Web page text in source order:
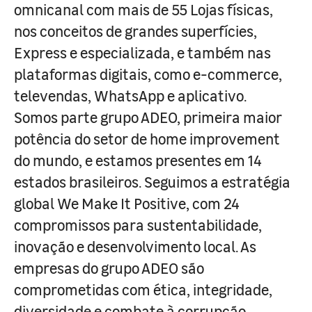
omnicanal com mais de 55 Lojas físicas,
nos conceitos de grandes superfícies,
Express e especializada, e também nas
plataformas digitais, como e-commerce,
televendas, WhatsApp e aplicativo.
Somos parte grupo ADEO, primeira maior
potência do setor de home improvement
do mundo, e estamos presentes em 14
estados brasileiros. Seguimos a estratégia
global We Make It Positive, com 24
compromissos para sustentabilidade,
inovação e desenvolvimento local. As
empresas do grupo ADEO são
comprometidas com ética, integridade,